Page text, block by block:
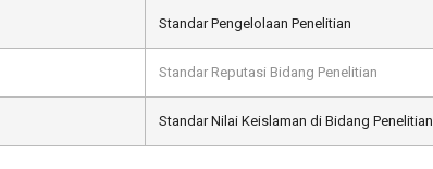
Standar Pengelolaan Penelitian
Standar Reputasi Bidang Penelitian
Standar Nilai Keislaman di Bidang Penelitian